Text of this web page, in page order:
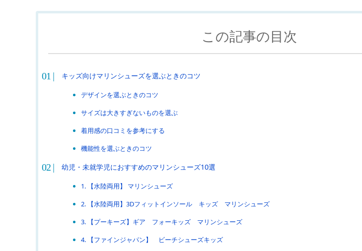
この記事の目次
キッズ向けマリンシューズを選ぶときのコツ
デザインを選ぶときのコツ
サイズは大きすぎないものを選ぶ
着用感の口コミを参考にする
機能性を選ぶときのコツ
幼児・未就学児におすすめのマリンシューズ10選
1. 【水陸両用】 マリンシューズ
2. 【水陸両用】3Dフィットインソール キッズ マリンシューズ
3. 【プーキーズ】ギア フォーキッズ マリンシューズ
4. 【ファインジャパン】 ビーチシューズキッズ